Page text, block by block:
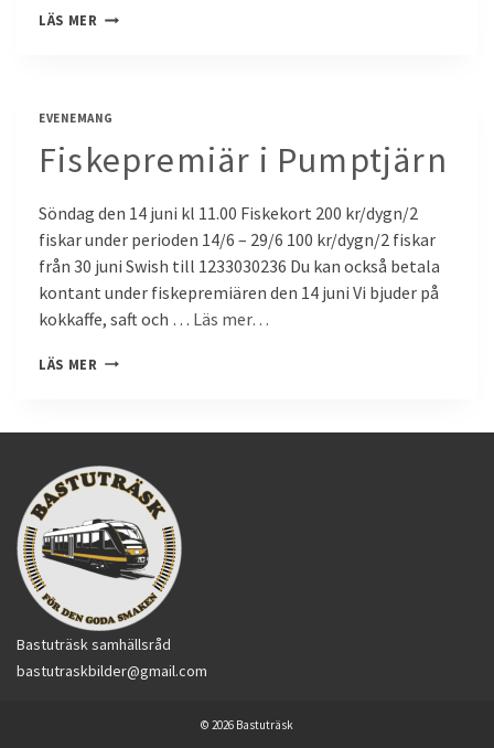
LÄS MER KULTURDAG
JULI
EVENEMANG
Fiskepremiär i Pumptjärn
Söndag den 14 juni kl 11.00 Fiskekort 200 kr/dygn/2
fiskar under perioden 14/6 – 29/6 100 kr/dygn/2 fiskar
från 30 juni Swish till 1233030236 Du kan också betala
kontant under fiskepremiären den 14 juni Vi bjuder på
kokkaffe, saft och … Läs mer…
LÄS MER FISKEPREMIÄR
Bastuträsk samhällsråd
bastutraskbilder@gmail.com
© 2026 Bastuträsk